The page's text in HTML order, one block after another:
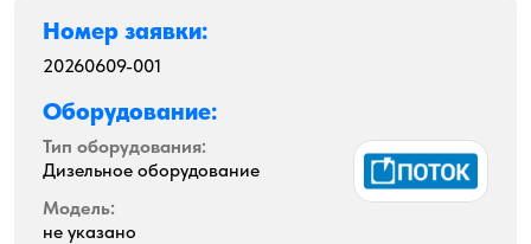
Номер заявки:
20260609-001
Оборудование:
Тип оборудования:
Дизельное оборудование
Модель:
не указано